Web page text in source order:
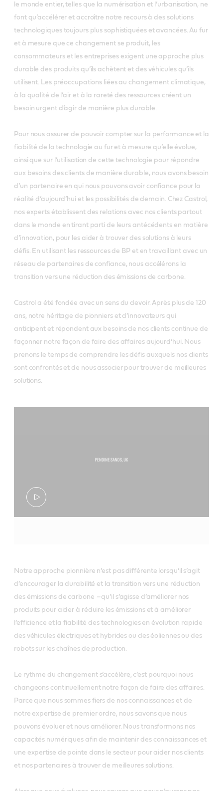
le monde entier, telles que la numérisation et l’urbanisation, ne
font qu’accélérer et accroître notre recours à des solutions
technologiques toujours plus sophistiquées et avancées. Au fur
et à mesure que ce changement se produit, les
consommateurs et les entreprises exigent une approche plus
durable des produits qu’ils achètent et des véhicules qu’ils
utilisent. Les préoccupations liées au changement climatique,
à la qualité de l’air et à la rareté des ressources créent un
besoin urgent d’agir de manière plus durable.
Pour nous assurer de pouvoir compter sur la performance et la
fiabilité de la technologie au fur et à mesure qu’elle évolue,
ainsi que sur l’utilisation de cette technologie pour répondre
aux besoins des clients de manière durable, nous avons besoin
d’un partenaire en qui nous pouvons avoir confiance pour la
réalité d’aujourd’hui et les possibilités de demain. Chez Castrol,
nos experts établissent des relations avec nos clients partout
dans le monde en tirant parti de leurs antécédents en matière
d’innovation, pour les aider à trouver des solutions à leurs
défis. En utilisant les ressources de BP et en travaillant avec un
réseau de partenaires de confiance, nous accélérons la
transition vers une réduction des émissions de carbone.
Castrol a été fondée avec un sens du devoir. Après plus de 120
ans, notre héritage de pionniers et d’innovateurs qui
anticipent et répondent aux besoins de nos clients continue de
façonner notre façon de faire des affaires aujourd’hui. Nous
prenons le temps de comprendre les défis auxquels nos clients
sont confrontés et de nous associer pour trouver de meilleures
solutions.
Notre approche pionnière n’est pas différente lorsqu’il s’agit
d’encourager la durabilité et la transition vers une réduction
des émissions de carbone –qu’il s’agisse d’améliorer nos
produits pour aider à réduire les émissions et à améliorer
l’efficience et la fiabilité des technologies en évolution rapide
des véhicules électriques et hybrides ou des éoliennes ou des
robots sur les chaînes de production.
Le rythme du changement s’accélère, c’est pourquoi nous
changeons continuellement notre façon de faire des affaires.
Parce que nous sommes fiers de nos connaissances et de
notre expertise de premier ordre, nous savons que nous
pouvons évoluer et nous améliorer. Nous transformons nos
capacités numériques afin de maintenir des connaissances et
une expertise de pointe dans le secteur pour aider nos clients
et nos partenaires à trouver de meilleures solutions.